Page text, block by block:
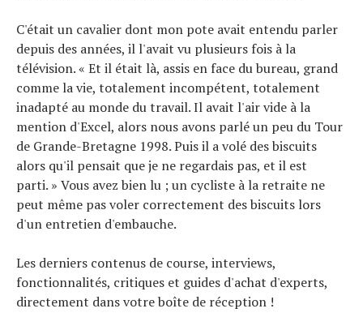
C'était un cavalier dont mon pote avait entendu parler
depuis des années, il l'avait vu plusieurs fois à la
télévision. « Et il était là, assis en face du bureau, grand
comme la vie, totalement incompétent, totalement
inadapté au monde du travail. Il avait l'air vide à la
mention d'Excel, alors nous avons parlé un peu du Tour
de Grande-Bretagne 1998. Puis il a volé des biscuits
alors qu'il pensait que je ne regardais pas, et il est
parti. » Vous avez bien lu ; un cycliste à la retraite ne
peut même pas voler correctement des biscuits lors
d'un entretien d'embauche.
Les derniers contenus de course, interviews,
fonctionnalités, critiques et guides d'achat d'experts,
directement dans votre boîte de réception !